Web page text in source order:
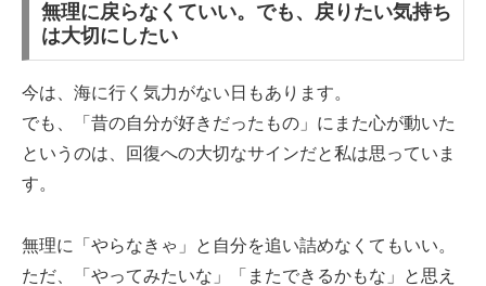
無理に戻らなくていい。でも、戻りたい気持ち
は大切にしたい
今は、海に行く気力がない日もあります。
でも、「昔の自分が好きだったもの」にまた心が動いた
というのは、回復への大切なサインだと私は思っていま
す。
無理に「やらなきゃ」と自分を追い詰めなくてもいい。
ただ、「やってみたいな」「またできるかもな」と思え